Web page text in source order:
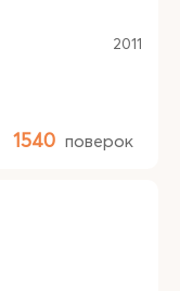
2011
1540 поверок